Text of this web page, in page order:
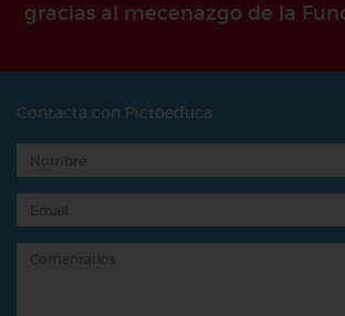
gracias al mecenazgo de la
Contacta con Pictoeduca